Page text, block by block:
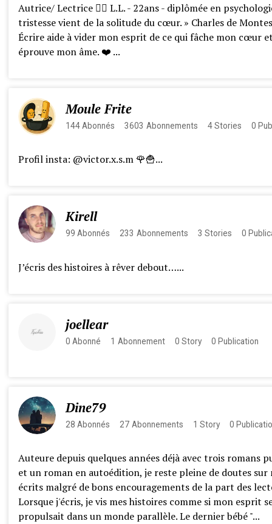
Autrice/ Lectrice ✍🏻 L.L. - 22ans - diplômée en
tristesse vient de la solitude du cœur. » Charles de
Écrire aide à vider mon esprit de ce qui fâche mon cœur
éprouve mon âme. ❤️ ...
Moule Frite
144 Abonnés 3603 Abonnements 4 Stories 0
Profil insta: @victor.x.s.m 🌹🍟...
Kirell
99 Abonnés 233 Abonnements 3 Stories 0
J’écris des histoires à rêver debout…...
joellear
0 Abonné 1 Abonnement 0 Story 0 Publication
Dine79
28 Abonnés 27 Abonnements 1 Story 0
Auteure depuis quelques années déjà avec trois romans
et un roman en autoédition, je reste pleine de doutes sur
écrits malgré de bons encouragements de la part des
Lorsque j'écris, je vis mes histoires comme si mon esprit
propulsait dans un monde parallèle. Le dernier bébé "...